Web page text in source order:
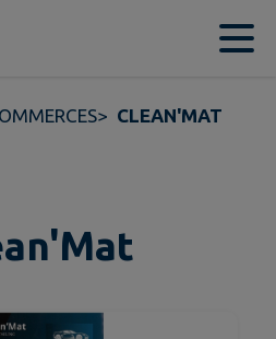
> CLEAN'MAT